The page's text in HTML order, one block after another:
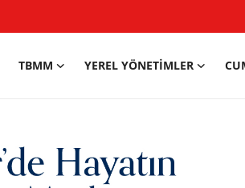
TBMM YEREL YÖNETIMLER